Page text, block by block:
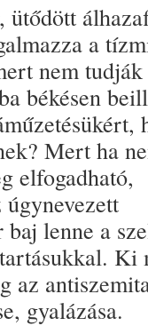
ütődött
a
nem tudják
békésen
Mert ha
elfogadható,
baj lenne a
az
gyalázása.